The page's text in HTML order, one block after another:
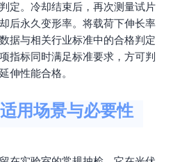
定。冷却结束后，再次测量试片
后永久变形率。将载荷下伸长率
据与相关行业标准中的合格判定
指标同时满足标准要求，方可判
伸性能合格。
用场景与必要性